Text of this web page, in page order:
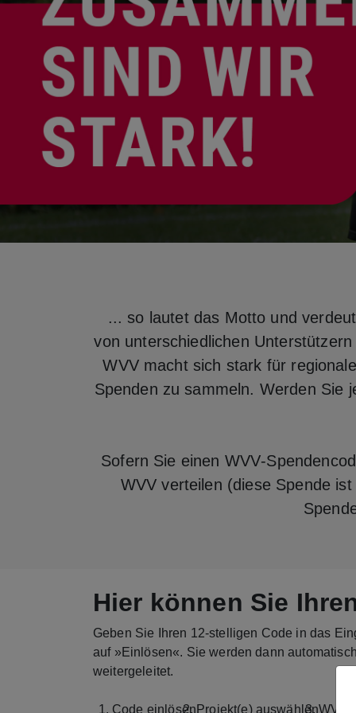
... so lautet das Motto und
von unterschiedlichen
WVV macht sich stark für
Spenden zu sammeln. Werden Sie
Sofern Sie einen
WVV verteilen (diese Spende
Hier können Sie
Geben Sie Ihren 12‑stelligen Code in das
auf »Einlösen«. Sie werden dann
weitergeleitet.
Code einlösen Projekt(e) auswählen